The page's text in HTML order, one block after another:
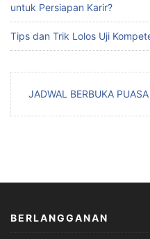
untuk Persiapan Karir?
Tips dan Trik Lolos Uji
JADWAL BERBUKA
BERLANGGANAN